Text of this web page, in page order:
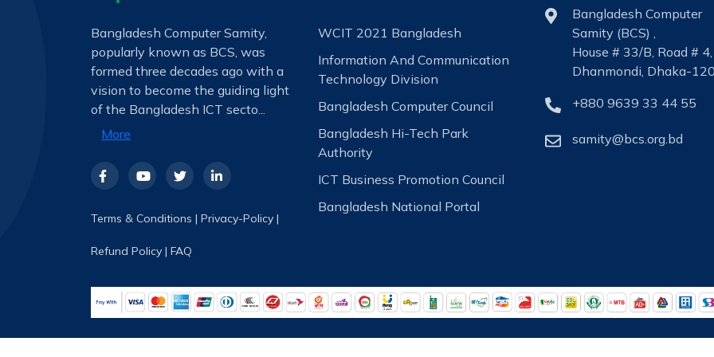
Bangladesh Computer Samity,
popularly known as BCS, was
formed three decades ago with a
vision to become the guiding light
of the Bangladesh ICT secto...
More
Terms & Conditions | Privacy-Policy |
Refund Policy | FAQ
WCIT 2021 Bangladesh
Information And Communication
Technology Division
Bangladesh Computer Council
Bangladesh Hi-Tech Park
Authority
ICT Business Promotion Council
Bangladesh National Portal
Bangladesh Computer
Samity (BCS) ,
House # 33/B, Road # 4,
Dhanmondi, Dhaka-
+880 9639 33 44 55
samity@bcs.org.bd